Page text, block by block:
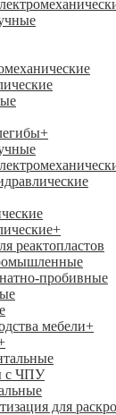
+
+
реактопластов
пробивные
мебели+
с ЧПУ
для